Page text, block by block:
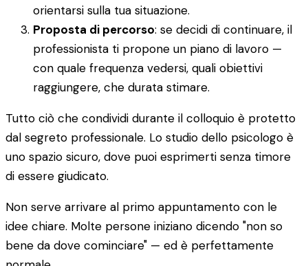
orientarsi sulla tua situazione.
Proposta di percorso: se decidi di continuare, il
professionista ti propone un piano di lavoro —
con quale frequenza vedersi, quali obiettivi
raggiungere, che durata stimare.
Tutto ciò che condividi durante il colloquio è protetto
dal segreto professionale. Lo studio dello psicologo è
uno spazio sicuro, dove puoi esprimerti senza timore
di essere giudicato.
Non serve arrivare al primo appuntamento con le
idee chiare. Molte persone iniziano dicendo "non so
bene da dove cominciare" — ed è perfettamente